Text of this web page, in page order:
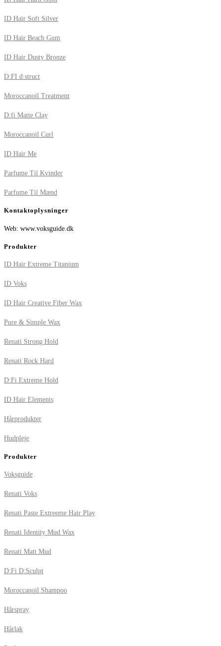
ID Hair Soft Silver
ID Hair Beach Gum
ID Hair Dusty Bronze
D:FI d:struct
Moroccanoil Treatment
D:fi Matte Clay
Moroccanoil Curl
ID Hair Me
Parfume Til Kvinder
Parfume Til Mænd
Kontaktoplysninger
Web: www.voksguide.dk
Produkter
ID Hair Extreme Titanium
ID Voks
ID Hair Creative Fiber Wax
Pure & Simple Wax
Renati Strong Hold
Renati Rock Hard
D:Fi Extreme Hold
ID Hair Elements
Hårprodukter
Hudpleje
Produkter
Voksguide
Renati Voks
Renati Paste Extreeme Hair Play
Renati Identity Mud Wax
Renati Matt Mud
D:Fi D:Sculpt
Moroccanoil Shampoo
Hårspray
Hårlak